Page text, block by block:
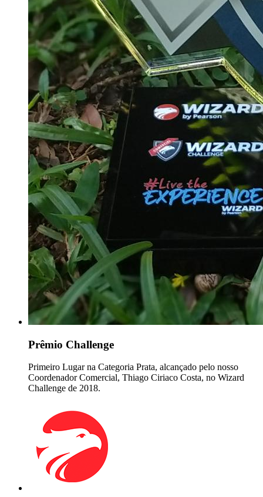
Prêmio Challenge
Primeiro Lugar na Categoria Prata, alcançado pelo nosso
Coordenador Comercial, Thiago Ciriaco Costa, no Wizard
Challenge de 2018.